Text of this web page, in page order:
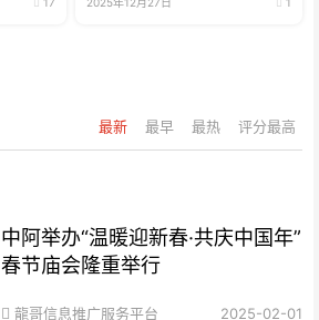
最新 最早 最热 评分最高
中阿举办“温暖迎新春·共庆中国年”
春节庙会隆重举行
龍哥信息推广服务平台 2025-02-01